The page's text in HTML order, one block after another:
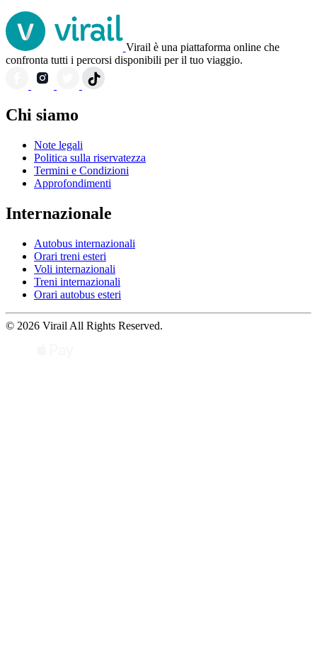
Virail è una piattaforma online che
confronta tutti i percorsi disponibili per il tuo viaggio.
Chi siamo
Note legali
Politica sulla riservatezza
Termini e Condizioni
Approfondimenti
Internazionale
Autobus internazionali
Orari treni esteri
Voli internazionali
Treni internazionali
Orari autobus esteri
© 2026 Virail All Rights Reserved.